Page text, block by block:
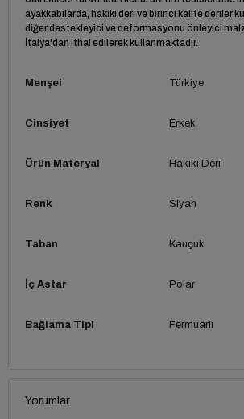
ayakkabılarda, hakiki deri ve birinci kalite deriler
diğer destekleyici ve deformasyonu önleyici
İtalya'dan ithal edilerek kullanmaktadır.
Menşei Türkiye
Cinsiyet Erkek
Ürün Materyal Hakiki Deri
Renk Siyah
Taban Kauçuk
İç Astar Polar
Bağlama Tipi Fermuarlı
Yorumlar